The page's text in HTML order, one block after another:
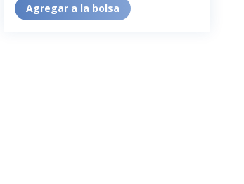
Agregar a la bolsa